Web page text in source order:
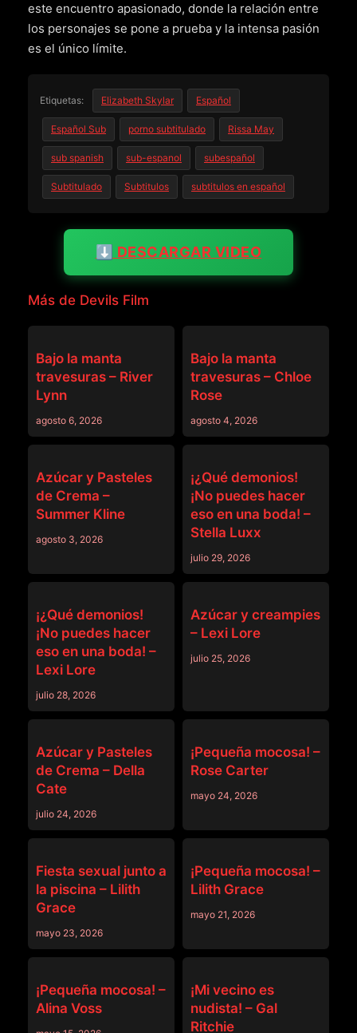
este encuentro apasionado, donde la relación entre
los personajes se pone a prueba y la intensa pasión
es el único límite.
Etiquetas: Elizabeth Skylar Español
Español Sub porno subtitulado Rissa May
sub spanish sub-espanol subespañol
Subtitulado Subtitulos subtitulos en español
⬇️ DESCARGAR VIDEO
Más de Devils Film
Bajo la manta
travesuras – River
Lynn
agosto 6, 2026
Bajo la manta
travesuras – Chloe
Rose
agosto 4, 2026
Azúcar y Pasteles
de Crema –
Summer Kline
agosto 3, 2026
¡¿Qué demonios!
¡No puedes hacer
eso en una boda! –
Stella Luxx
julio 29, 2026
¡¿Qué demonios!
¡No puedes hacer
eso en una boda! –
Lexi Lore
julio 28, 2026
Azúcar y creampies
– Lexi Lore
julio 25, 2026
Azúcar y Pasteles
de Crema – Della
Cate
julio 24, 2026
¡Pequeña mocosa! –
Rose Carter
mayo 24, 2026
Fiesta sexual junto a
la piscina – Lilith
Grace
mayo 23, 2026
¡Pequeña mocosa! –
Lilith Grace
mayo 21, 2026
¡Pequeña mocosa! –
Alina Voss
¡Mi vecino es
nudista! – Gal
Ritchie